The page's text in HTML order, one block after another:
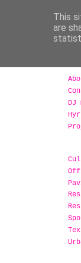
DJ
This
are